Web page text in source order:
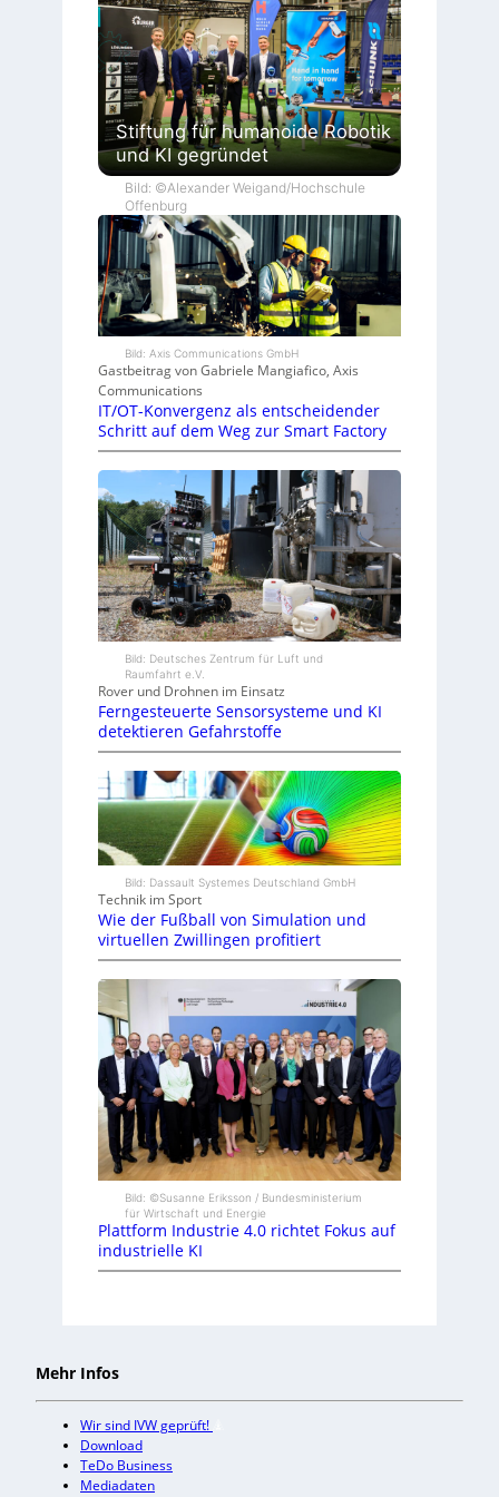
Stiftung für humanoide Robotik
und KI gegründet
Bild: ©Alexander Weigand/Hochschule
Offenburg
Bild: Axis Communications GmbH
Gastbeitrag von Gabriele Mangiafico, Axis
Communications
IT/OT-Konvergenz als entscheidender
Schritt auf dem Weg zur Smart Factory
Bild: Deutsches Zentrum für Luft und
Raumfahrt e.V.
Rover und Drohnen im Einsatz
Ferngesteuerte Sensorsysteme und KI
detektieren Gefahrstoffe
Bild: Dassault Systemes Deutschland GmbH
Technik im Sport
Wie der Fußball von Simulation und
virtuellen Zwillingen profitiert
Bild: ©Susanne Eriksson / Bundesministerium
für Wirtschaft und Energie
Plattform Industrie 4.0 richtet Fokus auf
industrielle KI
Mehr Infos
Wir sind IVW geprüft!
Download
TeDo Business
Mediadaten